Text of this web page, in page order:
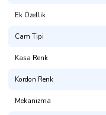
Ek Özellik
Cam Tipi
Kasa Renk
Kordon Renk
Mekanizma